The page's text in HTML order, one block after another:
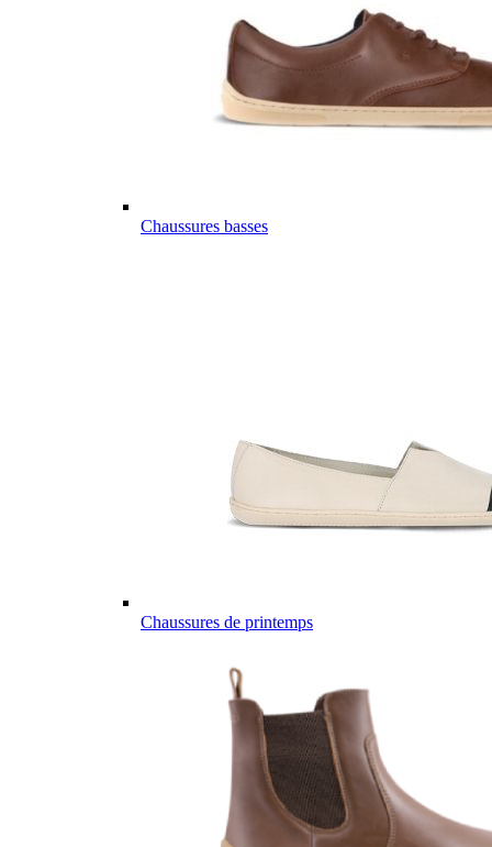
Chaussures basses
Chaussures de printemps